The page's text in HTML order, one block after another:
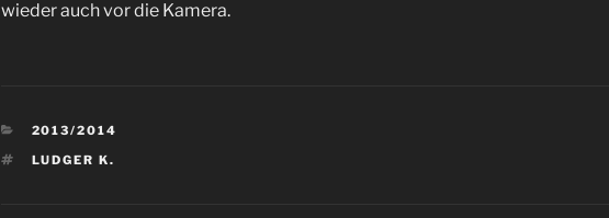
wieder auch vor die Kamera.
KATEGORIEN
2013/2014
SCHLAGWÖRTER
LUDGER K.